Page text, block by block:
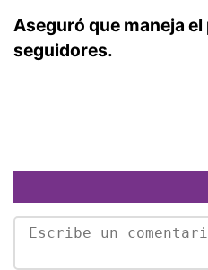
Aseguró que maneja
seguidores.